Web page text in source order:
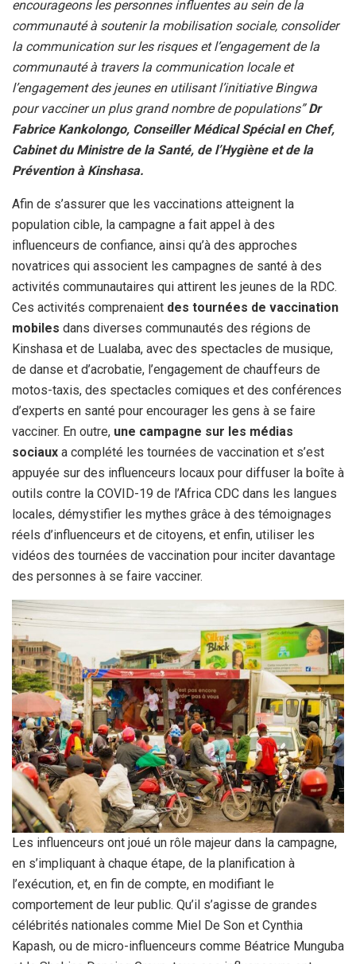
encourageons les personnes influentes au sein de la
communauté à soutenir la mobilisation sociale, consolider
la communication sur les risques et l’engagement de la
communauté à travers la communication locale et
l’engagement des jeunes en utilisant l’initiative Bingwa
pour vacciner un plus grand nombre de populations”Dr
Fabrice Kankolongo, Conseiller Médical Spécial en Chef,
Cabinet du Ministre de la Santé, de l’Hygiène et de la
Prévention à Kinshasa.
Afin de s’assurer que les vaccinations atteignent la
population cible, la campagne a fait appel à des
influenceurs de confiance, ainsi qu’à des approches
novatrices qui associent les campagnes de santé à des
activités communautaires qui attirent les jeunes de la RDC.
Ces activités comprenaient des tournées de vaccination
mobiles dans diverses communautés des régions de
Kinshasa et de Lualaba, avec des spectacles de musique,
de danse et d’acrobatie, l’engagement de chauffeurs de
motos-taxis, des spectacles comiques et des conférences
d’experts en santé pour encourager les gens à se faire
vacciner. En outre, une campagne sur les médias
sociaux a complété les tournées de vaccination et s’est
appuyée sur des influenceurs locaux pour diffuser la boîte à
outils contre la COVID-19 de l’Africa CDC dans les langues
locales, démystifier les mythes grâce à des témoignages
réels d’influenceurs et de citoyens, et enfin, utiliser les
vidéos des tournées de vaccination pour inciter davantage
des personnes à se faire vacciner.
Les influenceurs ont joué un rôle majeur dans la campagne,
en s’impliquant à chaque étape, de la planification à
l’exécution, et, en fin de compte, en modifiant le
comportement de leur public. Qu’il s’agisse de grandes
célébrités nationales comme Miel De Son et Cynthia
Kapash, ou de micro-influenceurs comme Béatrice Munguba